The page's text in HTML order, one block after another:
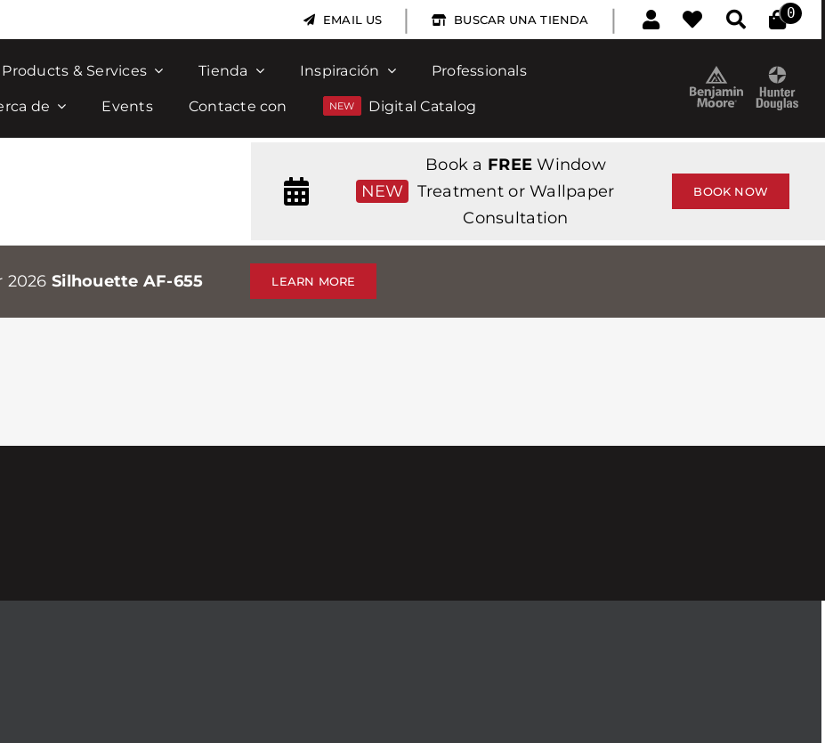
EMAIL US | BUSCAR UNA TIENDA | 0
Products & Services Tienda Inspiración Professionals
de Events Contacte con Digital Catalog
NEW
Book a FREE Window
Treatment or Wallpaper
Consultation
BOOK NOW
2026 Silhouette AF-655 LEARN MORE